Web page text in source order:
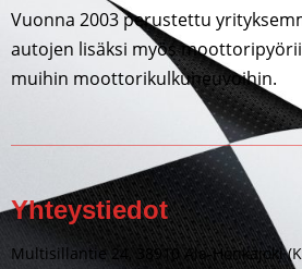
Vuonna 2003 perustettu
autojen lisäksi myös
muihin moottorikulkuneuvoihin.
Yhteystiedot
Multisillantie 24, 38910 Ala-Honkajoki